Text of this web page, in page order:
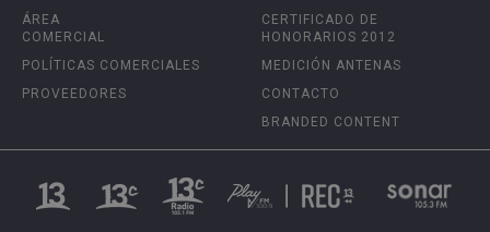
ÁREA
COMERCIAL
POLÍTICAS COMERCIALES
PROVEEDORES
CERTIFICADO DE
HONORARIOS 2012
MEDICIÓN ANTENAS
CONTACTO
BRANDED CONTENT